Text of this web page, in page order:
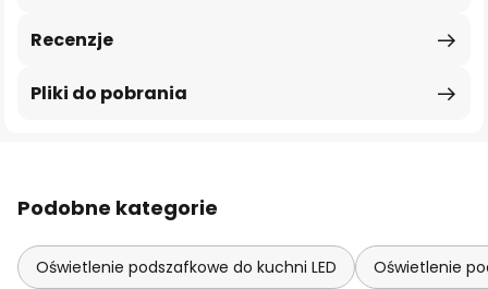
Recenzje
Pliki do pobrania
Podobne kategorie
Oświetlenie podszafkowe do kuchni LED Oświetlenie